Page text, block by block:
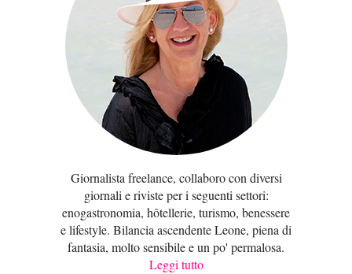
Giornalista freelance, collaboro con diversi
giornali e riviste per i seguenti settori:
enogastronomia, hôtellerie, turismo, benessere
e lifestyle. Bilancia ascendente Leone, piena di
fantasia, molto sensibile e un po' permalosa.
Leggi tutto